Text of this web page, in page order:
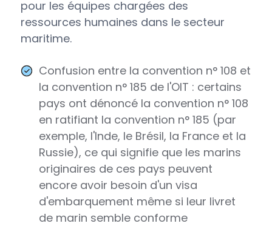
pour les équipes chargées des
ressources humaines dans le secteur
maritime.
Confusion entre la convention n° 108 et
la convention n° 185 de l'OIT : certains
pays ont dénoncé la convention n° 108
en ratifiant la convention n° 185 (par
exemple, l'Inde, le Brésil, la France et la
Russie), ce qui signifie que les marins
originaires de ces pays peuvent
encore avoir besoin d'un visa
d'embarquement même si leur livret
de marin semble conforme